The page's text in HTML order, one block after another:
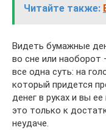
Читайте также:
Видеть бумажные
во сне или наоборот
все одна суть: на
который придется
денег в руках и вы
это только к
неудаче.